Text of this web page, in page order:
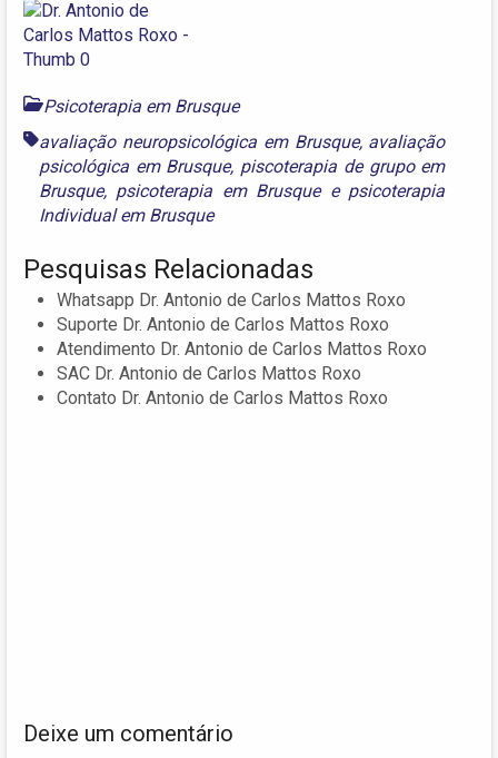
Psicoterapia em Brusque
avaliação neuropsicológica em Brusque, avaliação
psicológica em Brusque, piscoterapia de grupo em
Brusque, psicoterapia em Brusquee psicoterapia
Individual em Brusque
Pesquisas Relacionadas
Whatsapp Dr. Antonio de Carlos Mattos Roxo
Suporte Dr. Antonio de Carlos Mattos Roxo
Atendimento Dr. Antonio de Carlos Mattos Roxo
SAC Dr. Antonio de Carlos Mattos Roxo
Contato Dr. Antonio de Carlos Mattos Roxo
Deixe um comentário